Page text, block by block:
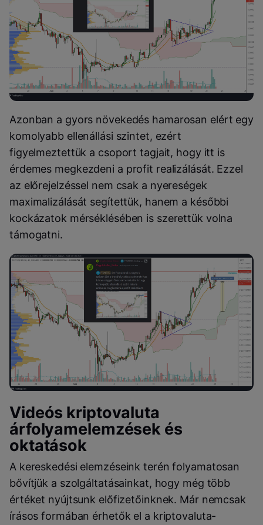
Azonban a gyors növekedés hamarosan elért egy
komolyabb ellenállási szintet, ezért
figyelmeztettük a csoport tagjait, hogy itt is
érdemes megkezdeni a profit realizálását. Ezzel
az előrejelzéssel nem csak a nyereségek
maximalizálását segítettük, hanem a későbbi
kockázatok mérséklésében is szerettük volna
támogatni.
Videós kriptovaluta
árfolyamelemzések és
oktatások
A kereskedési elemzéseink terén folyamatosan
bővítjük a szolgáltatásainkat, hogy még több
értéket nyújtsunk előfizetőinknek. Már nemcsak
írásos formában érhetők el a kriptovaluta-